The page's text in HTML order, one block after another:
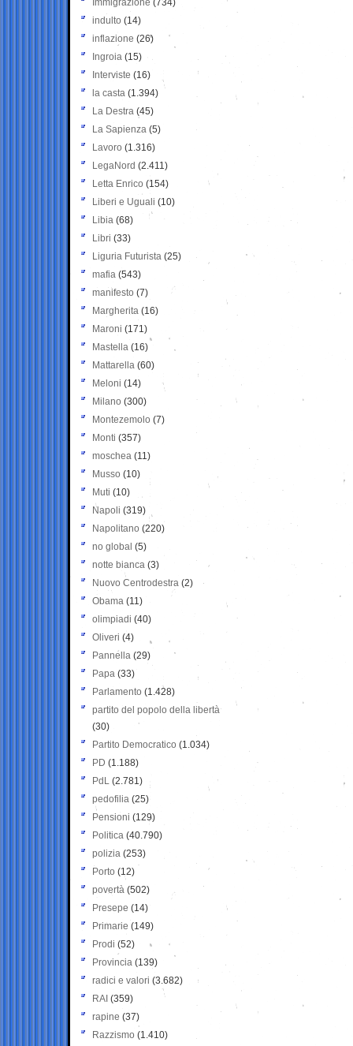
Immigrazione (734)
indulto (14)
inflazione (26)
Ingroia (15)
Interviste (16)
la casta (1.394)
La Destra (45)
La Sapienza (5)
Lavoro (1.316)
LegaNord (2.411)
Letta Enrico (154)
Liberi e Uguali (10)
Libia (68)
Libri (33)
Liguria Futurista (25)
mafia (543)
manifesto (7)
Margherita (16)
Maroni (171)
Mastella (16)
Mattarella (60)
Meloni (14)
Milano (300)
Montezemolo (7)
Monti (357)
moschea (11)
Musso (10)
Muti (10)
Napoli (319)
Napolitano (220)
no global (5)
notte bianca (3)
Nuovo Centrodestra (2)
Obama (11)
olimpiadi (40)
Oliveri (4)
Pannella (29)
Papa (33)
Parlamento (1.428)
partito del popolo della libertà
(30)
Partito Democratico (1.034)
PD (1.188)
PdL (2.781)
pedofilia (25)
Pensioni (129)
Politica (40.790)
polizia (253)
Porto (12)
povertà (502)
Presepe (14)
Primarie (149)
Prodi (52)
Provincia (139)
radici e valori (3.682)
RAI (359)
rapine (37)
Razzismo (1.410)